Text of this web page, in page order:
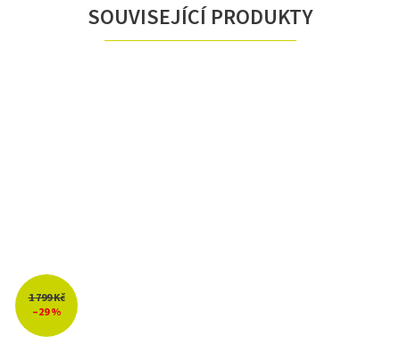
SOUVISEJÍCÍ PRODUKTY
1 799 Kč
–29 %